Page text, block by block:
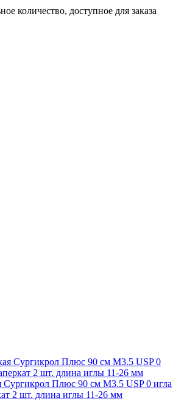
количество, доступное для заказа
Сургикрол Плюс 90 см М3.5 USP 0 игла
2 шт. длина иглы 11-26 мм